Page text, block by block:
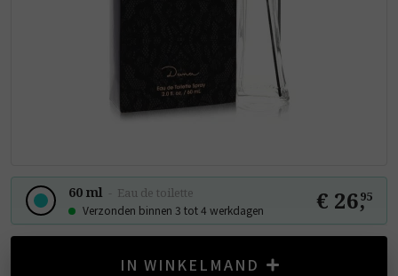
60 ml Eau de toilette
Verzonden binnen 3 tot 4 werkdagen € 26,
95
IN WINKELMAND